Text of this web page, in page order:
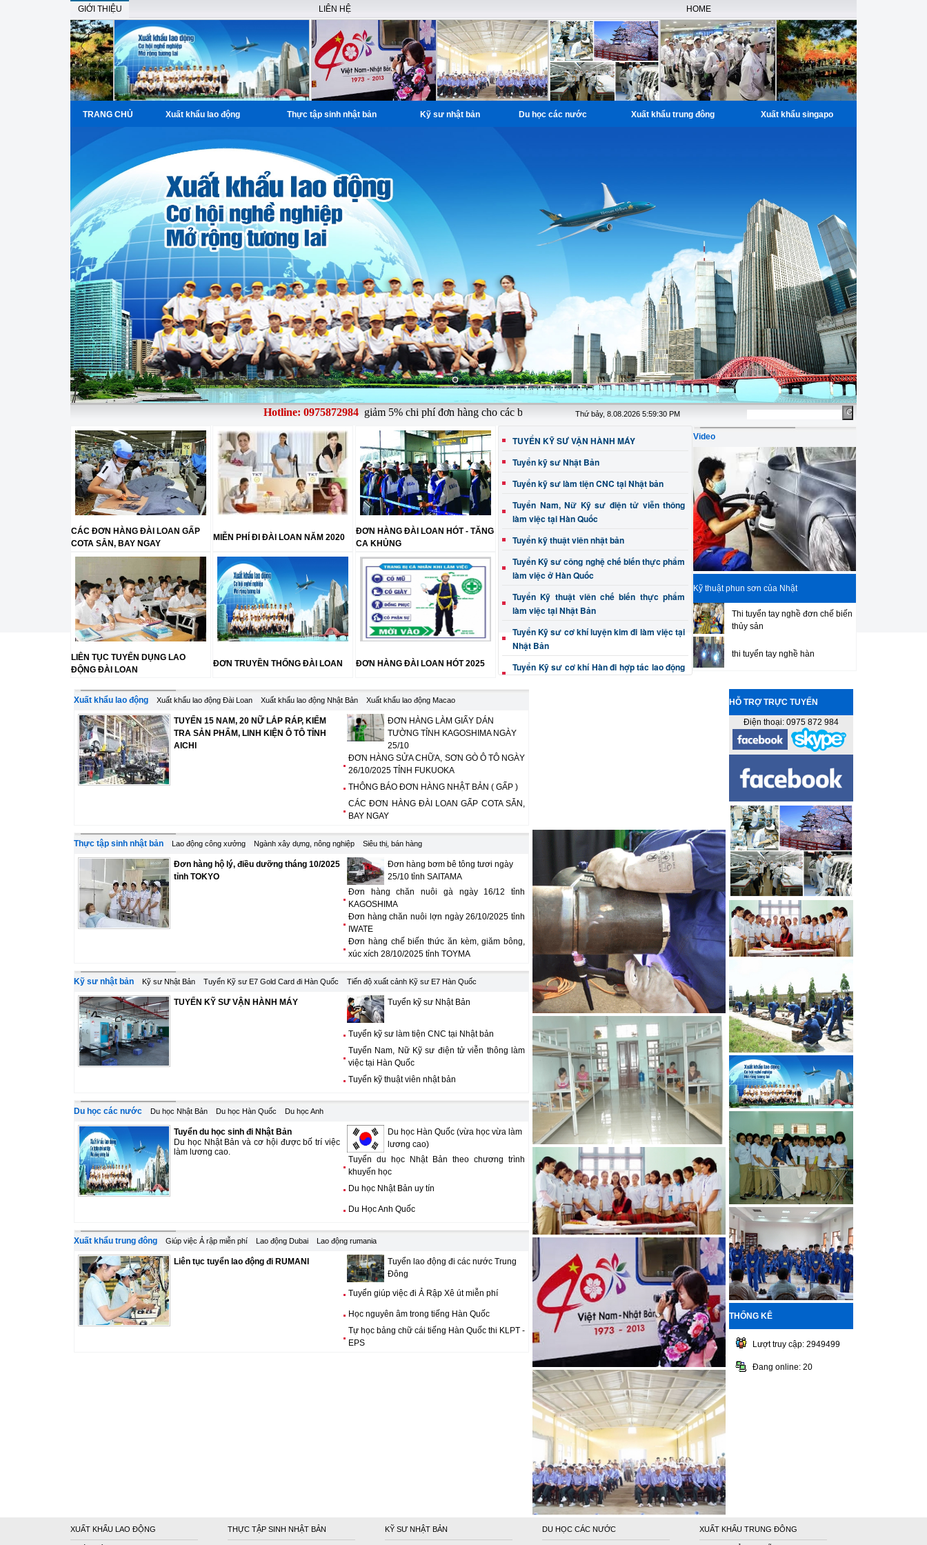
GIỚI THIỆU LIÊN HỆ HOME
TRANG CHỦ Xuất khẩu lao động Thực tập sinh nhật bản Kỹ sư nhật bản Du học các nước Xuất khẩu trung đông Xuất khẩu singapo
Hotline: 0975872984giảm 5% chi phí đơn hàng cho các bạn đăng ký từ ngày 1 - 15 hàng tháng, miễn phí học nguồn cho các bạn đã có đầy đủ giấy tờ,
Thứ bảy, 8.08.2026 5:59:30 PM
CÁC ĐƠN HÀNG ĐÀI LOAN GẤP
COTA SẴN, BAY NGAY
MIỄN PHÍ ĐI ĐÀI LOAN NĂM 2020
ĐƠN HÀNG ĐÀI LOAN HÓT - TĂNG
CA KHỦNG
LIÊN TỤC TUYỂN DỤNG LAO
ĐỘNG ĐÀI LOAN
ĐƠN TRUYỀN THỐNG ĐÀI LOAN ĐƠN HÀNG ĐÀI LOAN HÓT 2025
TUYỂN KỸ SƯ VẬN HÀNH MÁY
Tuyển kỹ sư Nhật Bản
Tuyển kỹ sư làm tiện CNC tại Nhật bản
Tuyển Nam, Nữ Kỹ sư điện tử viễn thông
làm việc tại Hàn Quốc
Tuyển kỹ thuật viên nhật bản
Tuyển Kỹ sư công nghệ chế biến thực phẩm
làm việc ở Hàn Quốc
Tuyển Kỹ thuật viên chế biến thực phẩm
làm việc tại Nhật Bản
Tuyển Kỹ sư cơ khí luyện kim đi làm việc tại
Nhật Bản
Tuyển Kỹ sư cơ khí Hàn đi hợp tác lao động
Tuyển Kỹ sư cơ khí (phay, bào, tiện, nguội)
làm việc tại Nhật Bản
việc Nhật Bản
Thông tin tuyển Kỹ sư gia công cơ khí chính
Tuyển Kỹ thuật viên thiết kế máy và khuôn
Tuyển Kỹ sư cơ khí Sơn gò hàn tân trang ô
tô đi Nhật Bản
Tuyển Kỹ sư cơ khí điều khiển máy Hàn tự
động đi Nhật Bản
Kỹ thuật viên cơ khí công nghệ sửa chữa ô
tô đi Nhật Bản
Tuyển Thợ phun sơn đi làm kỹ thuật viên tại
Hàn Quốc
Tuyển Chuyên gia nghề Mạ đi Hàn Quốc
diện E7 Gold Card
Tuyển Kỹ sư cơ khí công nghệ Hàn đi làm
việc tại nước ngoài
Video
Kỹ thuật phun sơn của Nhật
Thi tuyển tay nghề đơn chế biến
thủy sản
thi tuyển tay nghề hàn
Xuất khẩu lao động Xuất khẩu lao động Đài Loan Xuất khẩu lao động Nhật Bản Xuất khẩu lao động Macao
TUYỂN 15 NAM, 20 NỮ LẮP RÁP, KIỂM
TRA SẢN PHẨM, LINH KIỆN Ô TÔ TỈNH
AICHI
ĐƠN HÀNG LÀM GIẤY DÁN
TƯỜNG TỈNH KAGOSHIMA NGÀY
25/10
ĐƠN HÀNG SỬA CHỮA, SƠN GÒ Ô TÔ NGÀY
26/10/2025 TỈNH FUKUOKA
THÔNG BÁO ĐƠN HÀNG NHẬT BẢN ( GẤP )
CÁC ĐƠN HÀNG ĐÀI LOAN GẤP COTA SẴN,
BAY NGAY
Thực tập sinh nhật bản Lao động công xưởng Ngành xây dựng, nông nghiệp Siêu thị, bán hàng
Đơn hàng hộ lý, điều dưỡng tháng 10/2025
tỉnh TOKYO
Đơn hàng bơm bê tông tươi ngày
25/10 tỉnh SAITAMA
Đơn hàng chăn nuôi gà ngày 16/12 tỉnh
KAGOSHIMA
Đơn hàng chăn nuôi lợn ngày 26/10/2025 tỉnh
IWATE
Đơn hàng chế biến thức ăn kèm, giăm bông,
xúc xích 28/10/2025 tỉnh TOYMA
Kỹ sư nhật bản Kỹ sư Nhật Bản Tuyển Kỹ sư E7 Gold Card đi Hàn Quốc Tiến độ xuất cảnh Kỹ sư E7 Hàn Quốc
TUYỂN KỸ SƯ VẬN HÀNH MÁY Tuyển kỹ sư Nhật Bản
Tuyển kỹ sư làm tiện CNC tại Nhật bản
Tuyển Nam, Nữ Kỹ sư điện tử viễn thông làm
việc tại Hàn Quốc
Tuyển kỹ thuật viên nhật bản
Du học các nước Du học Nhật Bản Du học Hàn Quốc Du học Anh
Tuyển du học sinh đi Nhật Bản
Du học Nhật Bản và cơ hội được bố trí việc
làm lương cao.
Du học Hàn Quốc (vừa học vừa làm
lương cao)
Tuyển du học Nhật Bản theo chương trình
khuyến học
Du học Nhật Bản uy tín
Du Học Anh Quốc
Xuất khẩu trung đông Giúp việc Ả rập miễn phí Lao động Dubai Lao động rumania
Liên tục tuyển lao động đi RUMANI
Tuyển lao động đi các nước Trung
Đông
Tuyển giúp việc đi Ả Rập Xê út miễn phí
Học nguyên âm trong tiếng Hàn Quốc
Tự học bảng chữ cái tiếng Hàn Quốc thi KLPT -
EPS
HỖ TRỢ TRỰC TUYẾN
Điện thoại: 0975 872 984
THỐNG KÊ
Lượt truy cập: 2949499
Đang online: 20
XUẤT KHẨU LAO ĐỘNG THỰC TẬP SINH NHẬT BẢN KỸ SƯ NHẬT BẢN DU HỌC CÁC NƯỚC XUẤT KHẨU TRUNG ĐÔNG